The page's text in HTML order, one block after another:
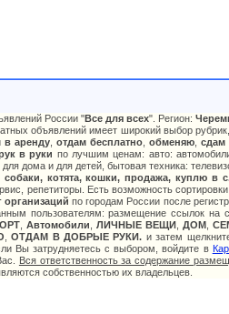
России "Все для всех". Регион:
объявлений имеет широкий выбор
в аренду отдам бесплатно обменяю сдам
в руки по лучшим ценам: авто:
дома и для детей, бытовая техника:
котята, кошки, продажа, куплю в
репетиторы. Есть возможность
организаций по городам России после
пользователям: размещение ссылок
,Автомобили ,ЛИЧНЫЕ ВЕЩИ, ДОМ,
,ОТДАМ В ДОБРЫЕ РУКИ. и затем
Вы затрудняетесь с выбором, войдите в
Вся ответственность за содержание
собственностью их владельцев.